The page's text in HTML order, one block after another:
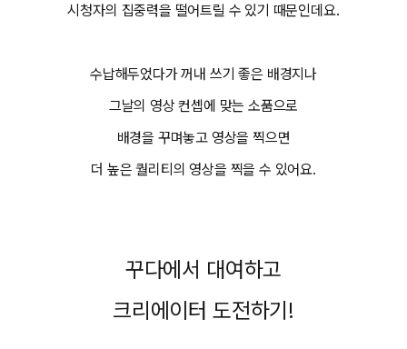
시청자의 집중력을 떨어트릴 수 있기 때문인데요.
수납해두었다가 꺼내 쓰기 좋은 배경지나
그날의 영상 컨셉에 맞는 소품으로
배경을 꾸며놓고 영상을 찍으면
더 높은 퀄리티의 영상을 찍을 수 있어요.
꾸다에서 대여하고
크리에이터 도전하기!